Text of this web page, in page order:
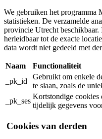
We gebruiken het programma
statistieken. De verzamelde
provincie Utrecht
herleidbaar tot de exacte
data wordt niet gedeeld met
Naam Functionaliteit
_pk_id
Gebruikt om enkele
te slaan, zoals de
_pk_ses
Kortstondige
tijdelijk gegevens
Cookies van derden